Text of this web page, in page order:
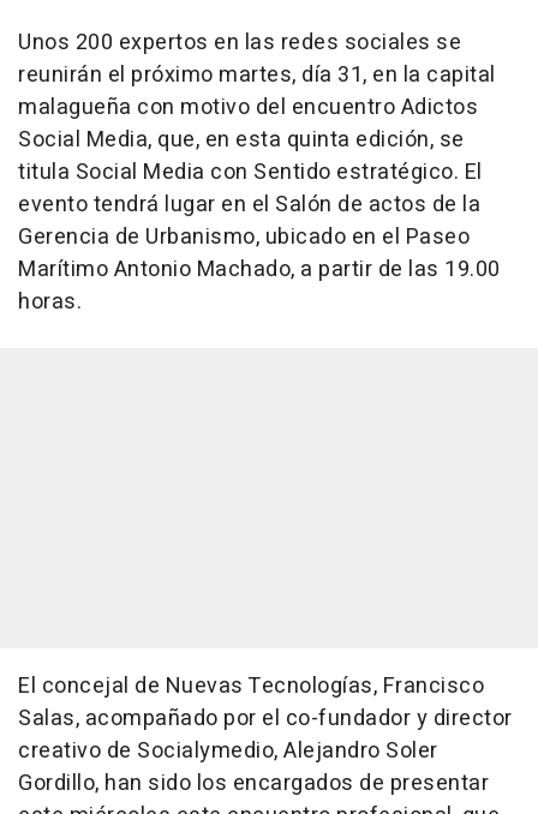
Unos 200 expertos en las redes sociales se
reunirán el próximo martes, día 31, en la capital
malagueña con motivo del encuentro Adictos
Social Media, que, en esta quinta edición, se
titula Social Media con Sentido estratégico. El
evento tendrá lugar en el Salón de actos de la
Gerencia de Urbanismo, ubicado en el Paseo
Marítimo Antonio Machado, a partir de las 19.00
horas.
El concejal de Nuevas Tecnologías, Francisco
Salas, acompañado por el co-fundador y director
creativo de Socialymedio, Alejandro Soler
Gordillo, han sido los encargados de presentar